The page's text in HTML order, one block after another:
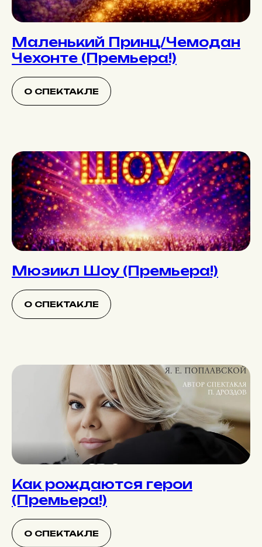
Маленький Принц/Чемодан
Чехонте (Премьера!)
О СПЕКТАКЛЕ
Мюзикл Шоу (Премьера!)
О СПЕКТАКЛЕ
Как рождаются герои
(Премьера!)
О СПЕКТАКЛЕ